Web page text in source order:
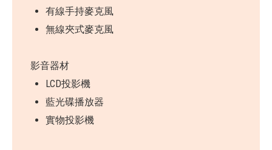
有線手持麥克風
無線夾式麥克風
影音器材
LCD投影機
藍光碟播放器
實物投影機